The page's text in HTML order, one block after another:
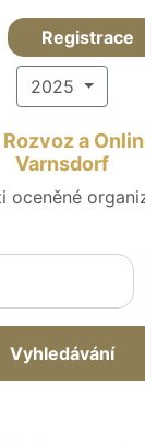
Registrace
2025
a
Varnsdorf
oceněné
Vyhledávání